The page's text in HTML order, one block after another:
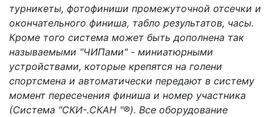
турникеты, фотофиниши промежуточной отсечки и
окончательного финиша, табло результатов, часы.
Кроме того система может быть дополнена так
называемыми "ЧИПами" - миниатюрными
устройствами, которые крепятся на голени
спортсмена и автоматически передают в систему
момент пересечения финиша и номер участника
(Система "СКИ-.СКАН "®). Все оборудование